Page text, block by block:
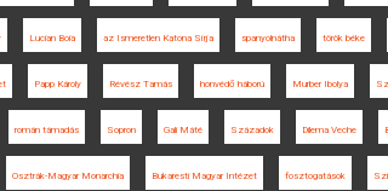
Lucian Boia az Ismeretlen Katona Sírja spanyolnátha török béke
Papp Károly Révész Tamás honvédő háború Murber Ibolya
román támadás Sopron Gali Máté Századok Dilema Veche
Osztrák-Magyar Monarchia Bukaresti Magyar Intézet fosztogatások